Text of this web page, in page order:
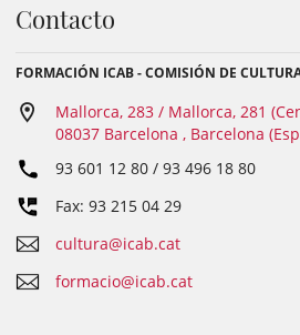
Contacto
FORMACIÓN ICAB - COMISIÓN DE
Mallorca, 283 / Mallorca, 281
08037 Barcelona , Barcelona
93 601 12 80 / 93 496 18 80
Fax: 93 215 04 29
cultura@icab.cat
formacio@icab.cat